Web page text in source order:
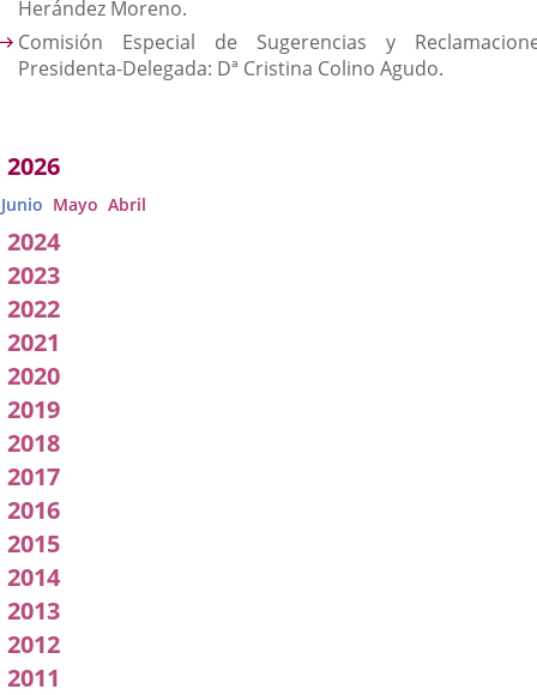
Herández Moreno.
Comisión Especial de Sugerencias y
Presidenta-Delegada: Dª Cristina Colino Agudo.
2026
Junio Mayo Abril
2024
2023
2022
2021
2020
2019
2018
2017
2016
2015
2014
2013
2012
2011